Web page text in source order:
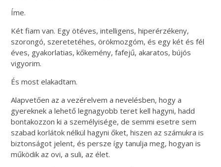
Íme.
Két fiam van. Egy ötéves, intelligens, hiperérzékeny,
szorongó, szeretetéhes, örökmozgóm, és egy két és fél
éves, gyakorlatias, kőkemény, fafejű, akaratos, bújós
vigyorim.
És most elakadtam.
Alapvetően az a vezérelvem a nevelésben, hogy a
gyereknek a lehető legnagyobb teret kell hagyni, hadd
bontakozzon ki a személyisége, de semmi esetre sem
szabad korlátok nélkül hagyni őket, hiszen az számukra is
biztonságot jelent, és persze így tanulja meg, hogyan is
működik az ovi, a suli, az élet.